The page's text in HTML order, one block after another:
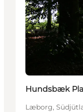
Hundsbæk
Læborg,